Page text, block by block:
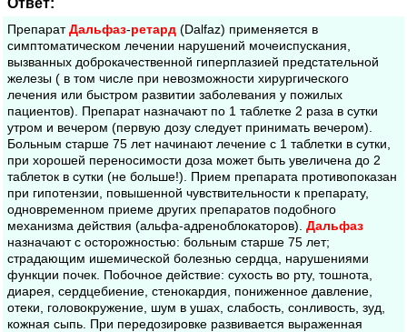
Ответ:
ПрепаратДальфаз-ретард (Dalfaz) применяется в
симптоматическом лечении нарушений мочеиспускания,
вызванных доброкачественной гиперплазией предстательной
железы ( в том числе при невозможности хирургического
лечения или быстром развитии заболевания у пожилых
пациентов). Препарат назначают по 1 таблетке 2 раза в сутки
утром и вечером (первую дозу следует принимать вечером).
Больным старше 75 лет начинают лечение с 1 таблетки в сутки,
при хорошей переносимости доза может быть увеличена до 2
таблеток в сутки (не больше!). Прием препарата противопоказан
при гипотензии, повышенной чувствительности к препарату,
одновременном приеме других препаратов подобного
механизма действия (альфа-адреноблокаторов). Дальфаз
назначают с осторожностью: больным старше 75 лет;
страдающим ишемической болезнью сердца, нарушениями
функции почек. Побочное действие: сухость во рту, тошнота,
диарея, сердцебиение, стенокардия, пониженное давление,
отеки, головокружение, шум в ушах, слабость, сонливость, зуд,
кожная сыпь. При передозировке развивается выраженная